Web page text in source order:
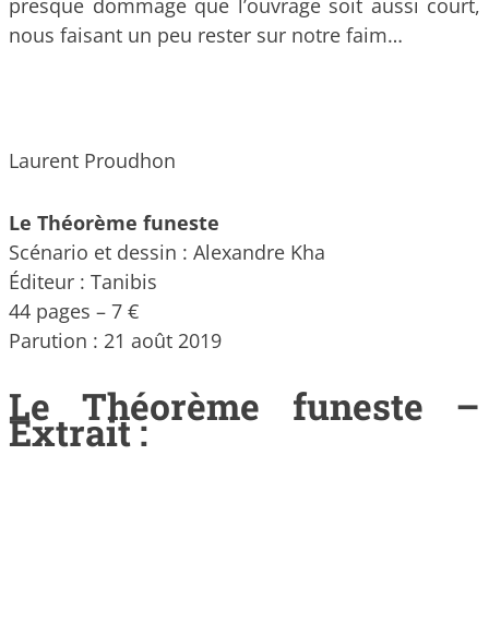
nous faisant un peu rester sur notre faim…
Laurent Proudhon
Le Théorème funeste
Scénario et dessin : Alexandre Kha
Éditeur : Tanibis
44 pages – 7 €
Parution : 21 août 2019
Le Théorème funeste –
Extrait :